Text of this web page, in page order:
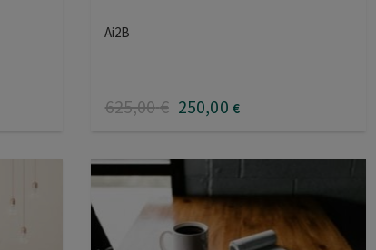
Ai2B
625,00€ 250,00 €